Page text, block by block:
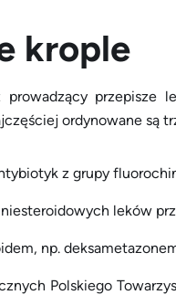
krople
prowadzący
ordynowane są
z grupy
leków
np.
Polskiego